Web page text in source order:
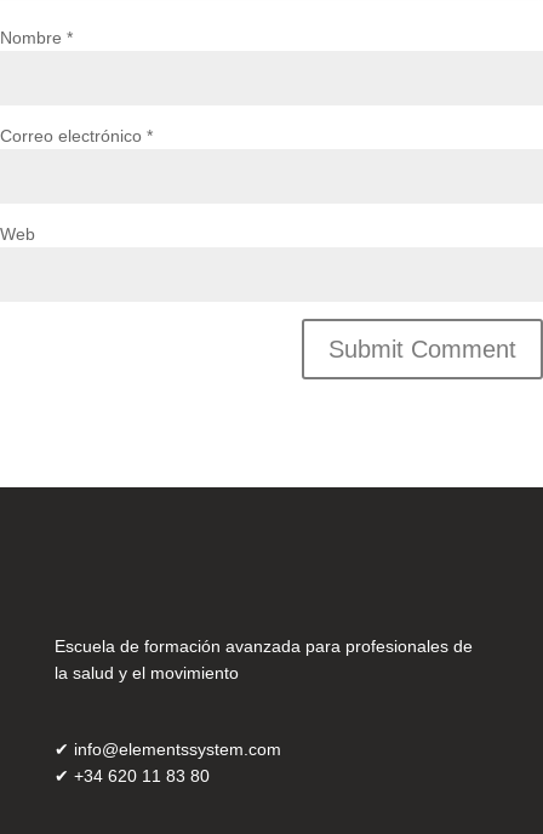
Nombre *
Correo electrónico *
Web
Escuela de formación avanzada para profesionales de
la salud y el movimiento
✔ info@elementssystem.com
✔ +34 620 11 83 80